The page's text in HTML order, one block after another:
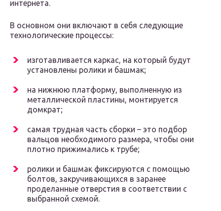
интернета.
В основном они включают в себя следующие
технологические процессы:
изготавливается каркас, на который будут
установлены ролики и башмак;
на нижнюю платформу, выполненную из
металлической пластины, монтируется
домкрат;
самая трудная часть сборки – это подбор
вальцов необходимого размера, чтобы они
плотно прижимались к трубе;
ролики и башмак фиксируются с помощью
болтов, закручивающихся в заранее
проделанные отверстия в соответствии с
выбранной схемой.